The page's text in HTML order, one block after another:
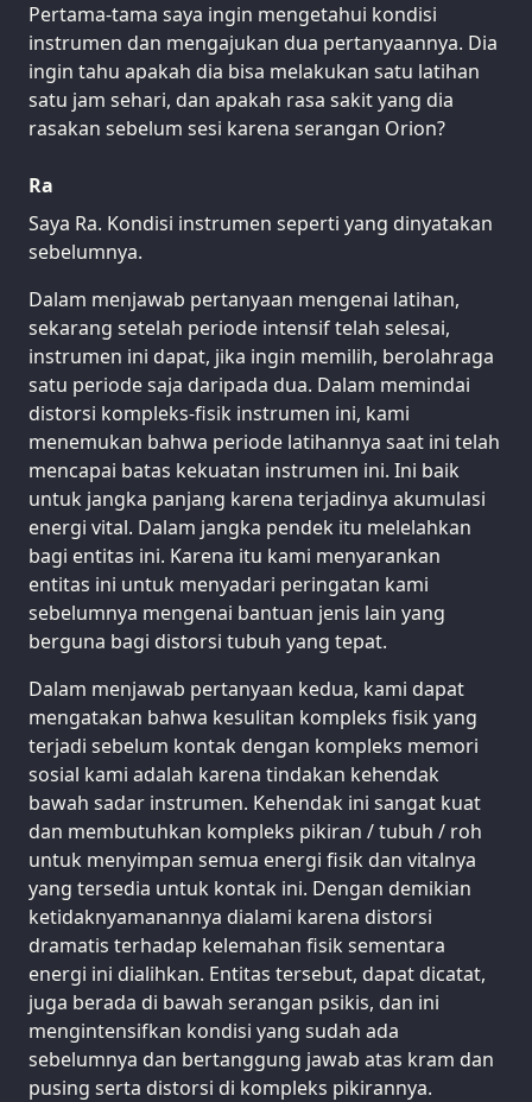
Pertama-tama saya ingin mengetahui kondisi
instrumen dan mengajukan dua pertanyaannya. Dia
ingin tahu apakah dia bisa melakukan satu latihan
satu jam sehari, dan apakah rasa sakit yang dia
rasakan sebelum sesi karena serangan Orion?
Ra
Saya Ra. Kondisi instrumen seperti yang dinyatakan
sebelumnya.
Dalam menjawab pertanyaan mengenai latihan,
sekarang setelah periode intensif telah selesai,
instrumen ini dapat, jika ingin memilih, berolahraga
satu periode saja daripada dua. Dalam memindai
distorsi kompleks-fisik instrumen ini, kami
menemukan bahwa periode latihannya saat ini telah
mencapai batas kekuatan instrumen ini. Ini baik
untuk jangka panjang karena terjadinya akumulasi
energi vital. Dalam jangka pendek itu melelahkan
bagi entitas ini. Karena itu kami menyarankan
entitas ini untuk menyadari peringatan kami
sebelumnya mengenai bantuan jenis lain yang
berguna bagi distorsi tubuh yang tepat.
Dalam menjawab pertanyaan kedua, kami dapat
mengatakan bahwa kesulitan kompleks fisik yang
terjadi sebelum kontak dengan kompleks memori
sosial kami adalah karena tindakan kehendak
bawah sadar instrumen. Kehendak ini sangat kuat
dan membutuhkan kompleks pikiran / tubuh / roh
untuk menyimpan semua energi fisik dan vitalnya
yang tersedia untuk kontak ini. Dengan demikian
ketidaknyamanannya dialami karena distorsi
dramatis terhadap kelemahan fisik sementara
energi ini dialihkan. Entitas tersebut, dapat dicatat,
juga berada di bawah serangan psikis, dan ini
mengintensifkan kondisi yang sudah ada
sebelumnya dan bertanggung jawab atas kram dan
pusing serta distorsi di kompleks pikirannya.